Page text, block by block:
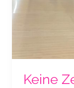
Keine